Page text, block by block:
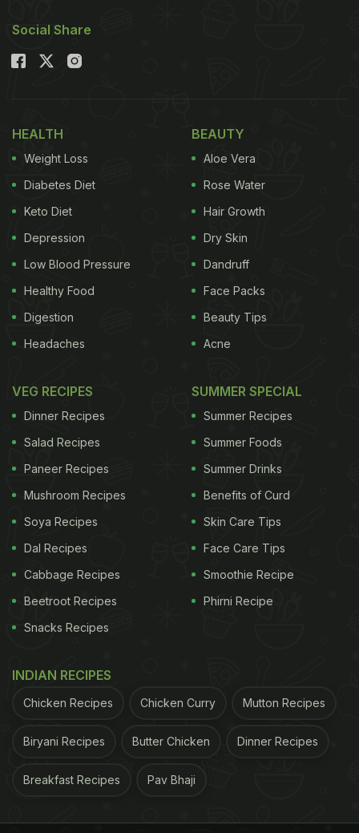
Social Share
HEALTH
Weight Loss
Diabetes Diet
Keto Diet
Depression
Low Blood Pressure
Healthy Food
Digestion
Headaches
BEAUTY
Aloe Vera
Rose Water
Hair Growth
Dry Skin
Dandruff
Face Packs
Beauty Tips
Acne
VEG RECIPES
Dinner Recipes
Salad Recipes
Paneer Recipes
Mushroom Recipes
Soya Recipes
Dal Recipes
Cabbage Recipes
Beetroot Recipes
Snacks Recipes
SUMMER SPECIAL
Summer Recipes
Summer Foods
Summer Drinks
Benefits of Curd
Skin Care Tips
Face Care Tips
Smoothie Recipe
Phirni Recipe
INDIAN RECIPES
Chicken Recipes Chicken Curry Mutton Recipes
Biryani Recipes Butter Chicken Dinner Recipes
Breakfast Recipes Pav Bhaji